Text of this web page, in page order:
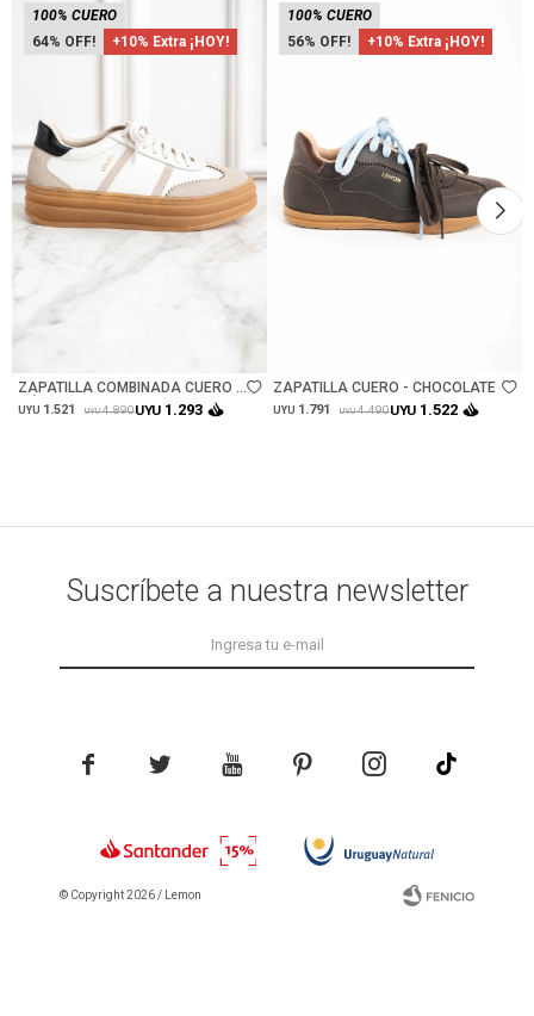
64 +10% Extra ¡HOY!
100% CUERO
ZAPATILLA COMBINADA CUERO -
NÁCAR
UYU 1.521 UYU 4.890UYU 1.293
56 +10% Extra ¡HOY!
100% CUERO
ZAPATILLA CUERO - CHOCOLATE
UYU 1.791 UYU 4.490UYU 1.522
Suscríbete a nuestra newsletter
    
© Copyright 2026 / Lemon